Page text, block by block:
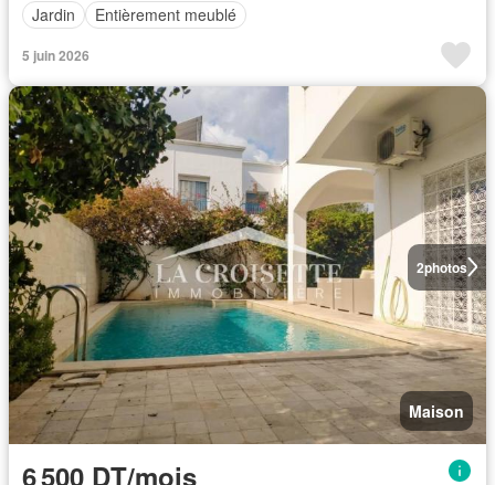
Jardin
Entièrement meublé
5 juin 2026
2photos
Maison
6 500 DT/mois